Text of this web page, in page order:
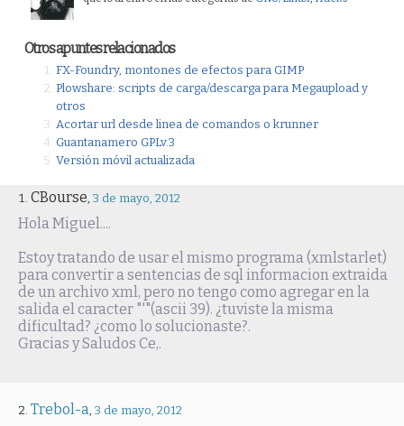
Otros apuntes relacionados
FX-Foundry, montones de efectos para GIMP
Plowshare: scripts de carga/descarga para Megaupload y
otros
Acortar url desde linea de comandos o krunner
Guantanamero GPLv.3
Versión móvil actualizada
CBourse, 3 de mayo, 2012
Hola Miguel....
Estoy tratando de usar el mismo programa (xmlstarlet)
para convertir a sentencias de sql informacion extraida
de un archivo xml, pero no tengo como agregar en la
salida el caracter "'"(ascii 39). ¿tuviste la misma
dificultad? ¿como lo solucionaste?.
Gracias y Saludos Ce,.
Trebol-a, 3 de mayo, 2012